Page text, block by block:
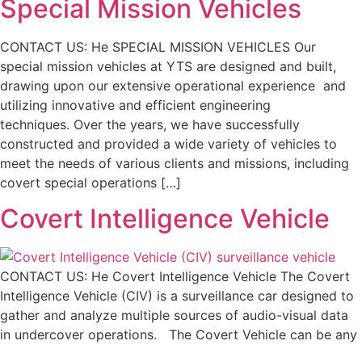
Special Mission Vehicles
CONTACT US: He SPECIAL MISSION VEHICLES Our
special mission vehicles at YTS are designed and built,
drawing upon our extensive operational experience and
utilizing innovative and efficient engineering
techniques. Over the years, we have successfully
constructed and provided a wide variety of vehicles to
meet the needs of various clients and missions, including
covert special operations […]
Covert Intelligence Vehicle
CONTACT US: He Covert Intelligence Vehicle The Covert
Intelligence Vehicle‭ (‬CIV‭) ‬is a surveillance car designed to
gather and analyze multiple sources of audio-visual‭ ‬data
in undercover operations‭. ‬ The Covert Vehicle can be any